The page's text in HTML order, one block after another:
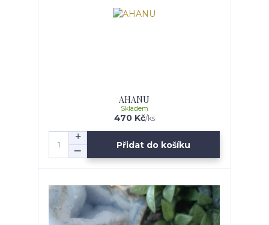
AHANU
470 Kč/ks
Skladem
Přidat do košíku